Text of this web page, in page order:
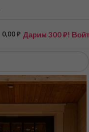
0,00₽ Дарим 300 ₽!